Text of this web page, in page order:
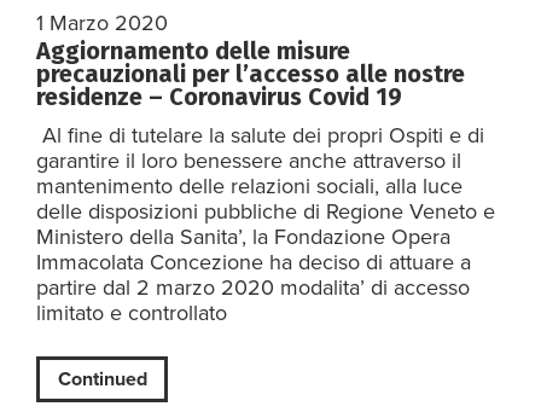
1 Marzo 2020
Aggiornamento delle misure
precauzionali per l’accesso alle nostre
residenze – Coronavirus Covid 19
Al fine di tutelare la salute dei propri Ospiti e di
garantire il loro benessere anche attraverso il
mantenimento delle relazioni sociali, alla luce
delle disposizioni pubbliche di Regione Veneto e
Ministero della Sanita’, la Fondazione Opera
Immacolata Concezione ha deciso di attuare a
partire dal 2 marzo 2020 modalita’ di accesso
limitato e controllato
Continued